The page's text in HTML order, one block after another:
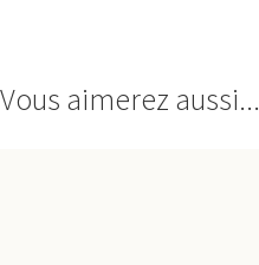
Vous aimerez aussi...